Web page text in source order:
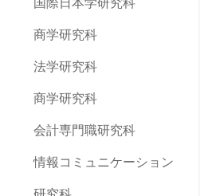
国際日本学研究科
商学研究科
法学研究科
商学研究科
会計専門職研究科
情報コミュニケーション